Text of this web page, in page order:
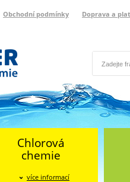
Obchodní podmínky Doprava a
Chlorová
chemie
více informací